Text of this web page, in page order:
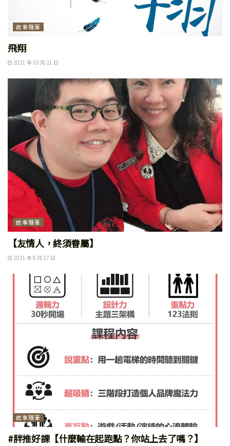
故事隨筆
飛翔
2021 年 10 月 21 日
故事隨筆
【友情人，終須眷屬】
2021 年 8 月 27 日
故事隨筆
#胖推好課【什麼輸在起跑點？你站上去了嗎？】